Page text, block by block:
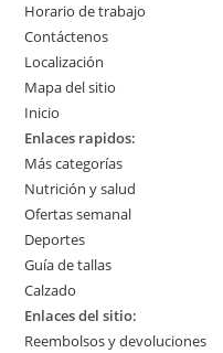
Horario de trabajo
Contáctenos
Localización
Mapa del sitio
Inicio
Enlaces rapidos:
Más categorías
Nutrición y salud
Ofertas semanal
Deportes
Guía de tallas
Calzado
Enlaces del sitio:
Reembolsos y devoluciones